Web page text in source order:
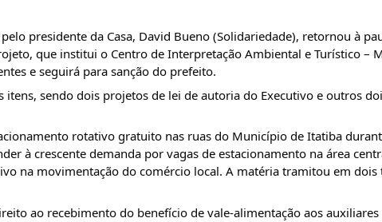
presidente da Casa, David Bueno (Solidariedade), retornou à
que institui o Centro de Interpretação Ambiental e Turístico –
e seguirá para sanção do prefeito.
sendo dois projetos de lei de autoria do Executivo e outros
rotativo gratuito nas ruas do Município de Itatiba
à crescente demanda por vagas de estacionamento na área
na movimentação do comércio local. A matéria tramitou em dois
ao recebimento do benefício de vale-alimentação aos